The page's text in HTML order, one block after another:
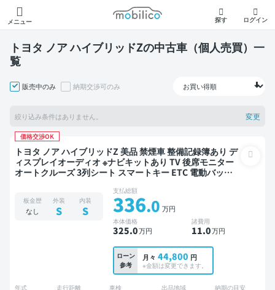
メニュー
モビリコ
探す ログイン
トヨタ ノア ハイブリッドZの中古車（個人売買）一
覧
販売中のみ 納期交渉可のみ
絞り込み条件はありません。 変更
価格交渉OK
トヨタ ノア ハイブリッドZ 美品 禁煙車 整備記録簿あり デ
ィスプレイオーディオ ※ナビキットあり TV 後席モニター
オートクルーズ 3列シート スマートキー ETC 電動バック
板金歴
なし
外装
S
内装
S
支払総額
336.0 万円
本体価格
325.0万円
諸費用
11.0万円
ローン
参考
月々 44,800 円
※金額は変更できます。
年式 走行距離 車検 出品地域 納期の目安